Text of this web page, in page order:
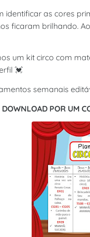
identificar as cores
ficaram brilhando.
um kit circo com
💓
semanais
DOWNLOAD POR UM